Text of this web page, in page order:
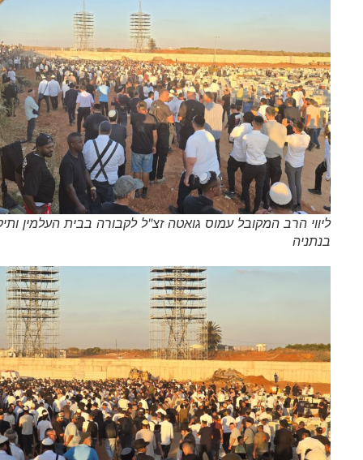
ליווי הרב המקובל עמוס גואטה זצ"ל לקבורה בבית העלמין ותיקים
בנתניה